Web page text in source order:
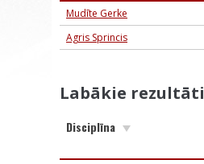
Mudīte Gerke
Agris Sprincis
Labākie rezultāti
Disciplīna